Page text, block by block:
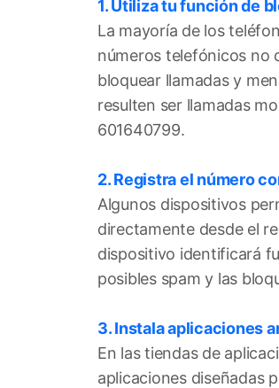
1. Utiliza tu función de
La mayoría de los
números telefónicos no
bloquear llamadas y
resulten ser llamadas
601640799.
2. Registra el número
Algunos dispositivos
directamente desde el
dispositivo identificará
posibles spam y las
3. Instala aplicaciones
En las tiendas de
aplicaciones diseñadas